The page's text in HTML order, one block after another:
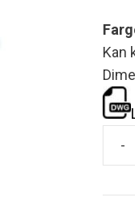
Kan
-
antall